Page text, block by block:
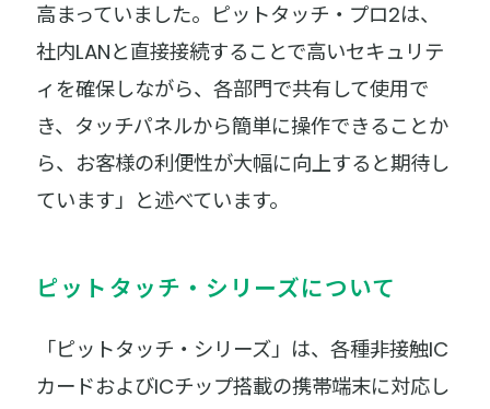
高まっていました。ピットタッチ・プロ2は、
社内LANと直接接続することで高いセキュリテ
ィを確保しながら、各部門で共有して使用で
き、タッチパネルから簡単に操作できることか
ら、お客様の利便性が大幅に向上すると期待し
ています」と述べています。
ピットタッチ・シリーズについて
「ピットタッチ・シリーズ」は、各種非接触IC
カードおよびICチップ搭載の携帯端末に対応し